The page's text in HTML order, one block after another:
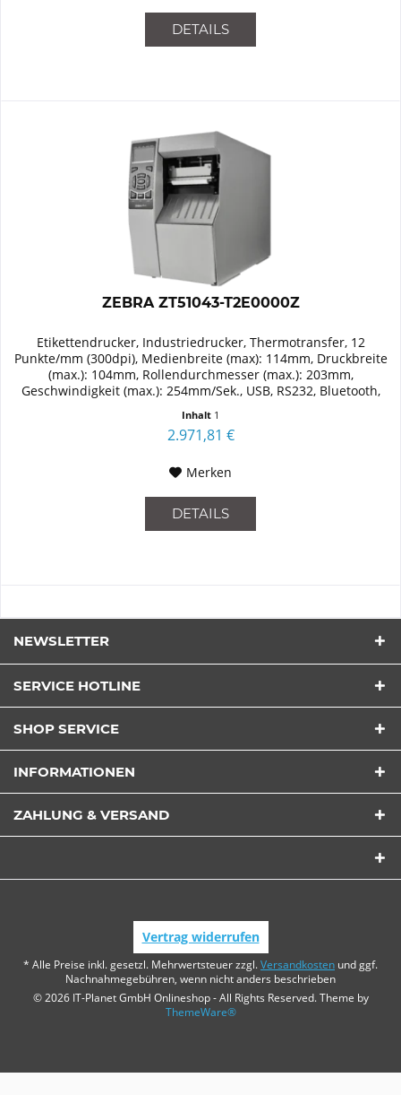
DETAILS
ZEBRA ZT51043-T2E0000Z
Etikettendrucker, Industriedrucker, Thermotransfer, 12
Punkte/mm (300dpi), Medienbreite (max): 114mm, Druckbreite
(max.): 104mm, Rollendurchmesser (max.): 203mm,
Geschwindigkeit (max.): 254mm/Sek., USB, RS232, Bluetooth,
Inhalt 1
2.971,81 €
Merken
DETAILS
NEWSLETTER
SERVICE HOTLINE
SHOP SERVICE
INFORMATIONEN
ZAHLUNG & VERSAND
Vertrag widerrufen
* Alle Preise inkl. gesetzl. Mehrwertsteuer zzgl.Versandkosten und ggf.
Nachnahmegebühren, wenn nicht anders beschrieben
© 2026 IT-Planet GmbH Onlineshop - All Rights Reserved. Theme by
ThemeWare®